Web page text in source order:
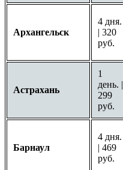
Архангельск
4 дня.
| 320
руб.
Астрахань
1
день. |
299
руб.
Барнаул
4 дня.
| 469
руб.